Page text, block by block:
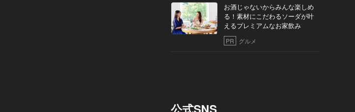
お酒じゃないからみんな楽しめ
る！素材にこだわるソーダが叶
えるプレミアムなお家飲み
PR グルメ